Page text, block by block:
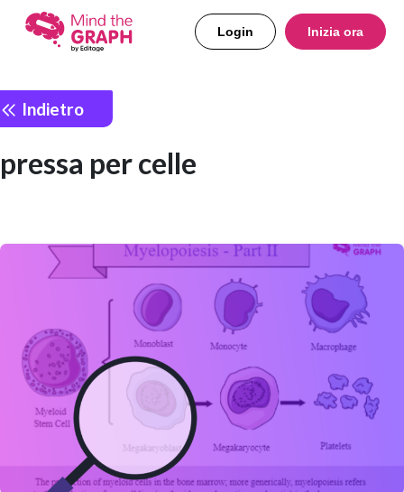
Login Inizia ora
Indietro
pressa per celle